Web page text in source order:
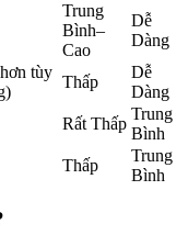
đầu
Trung
Bình–
Cao
Dễ
Dàng
tùy
Thấp
Dễ
Dàng
Rất Thấp
Trung
Bình
Thấp
Trung
Bình